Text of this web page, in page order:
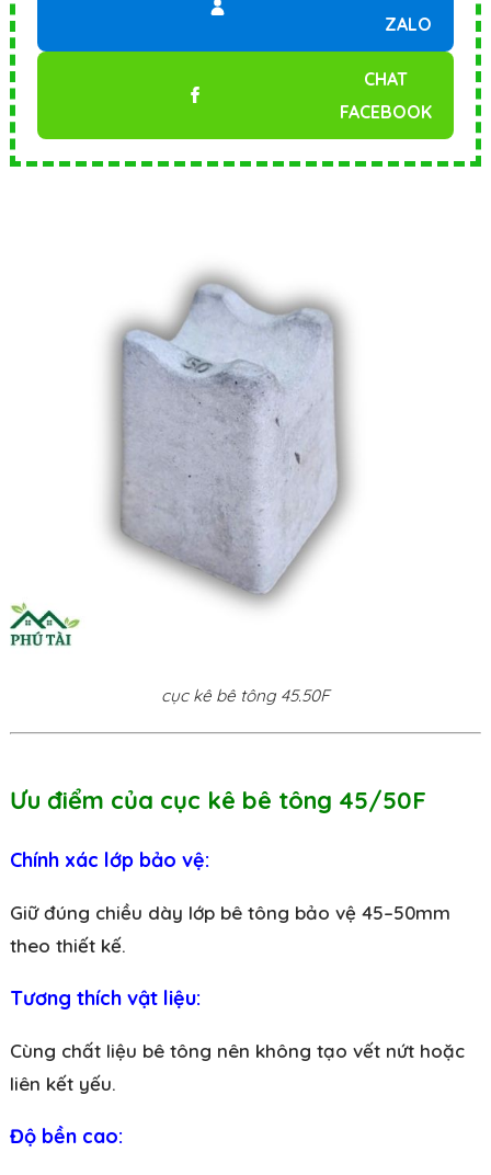
ZALO
CHAT
FACEBOOK
cục kê bê tông 45.50F
Ưu điểm của cục kê bê tông 45/50F
Chính xác lớp bảo vệ:
Giữ đúng chiều dày lớp bê tông bảo vệ 45–50mm
theo thiết kế.
Tương thích vật liệu:
Cùng chất liệu bê tông nên không tạo vết nứt hoặc
liên kết yếu.
Độ bền cao: